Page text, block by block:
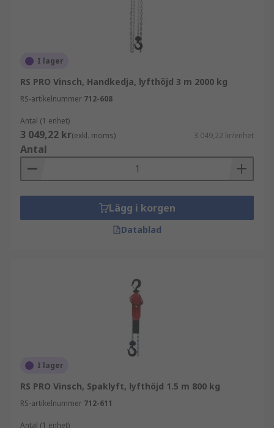
I lager
RS PRO Vinsch, Handkedja, lyfthöjd 3 m 2000 kg
RS-artikelnummer 712-608
Antal (1 enhet)
3 049,22 kr(exkl. moms) 3 049,22 kr/enhet
Antal
Lägg i korgen
Datablad
I lager
RS PRO Vinsch, Spaklyft, lyfthöjd 1.5 m 800 kg
RS-artikelnummer 712-611
Antal (1 enhet)